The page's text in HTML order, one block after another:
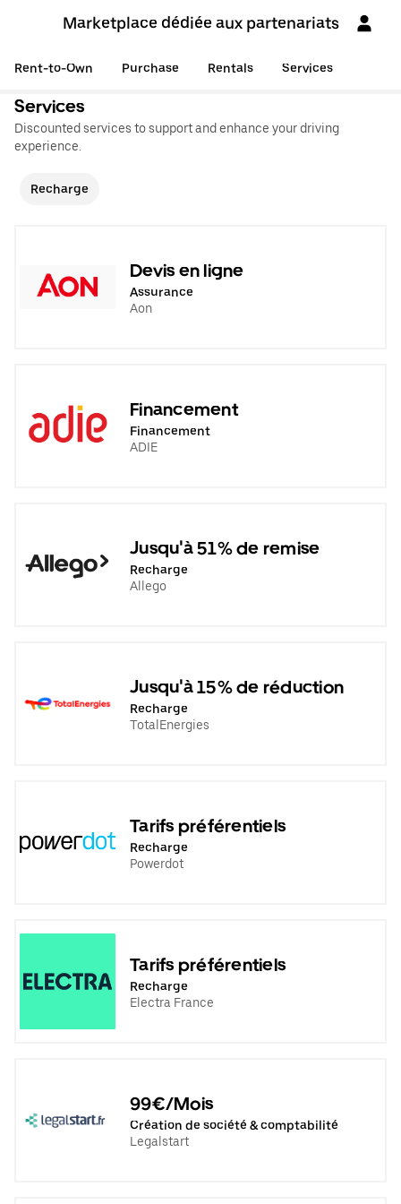
Marketplace dédiée aux partenariats
Rent-to-Own Purchase Rentals Services
Services
Discounted services to support and enhance your driving
experience.
Recharge
Devis en ligne
Assurance
Aon
Financement
Financement
ADIE
Jusqu'à 51% de remise
Recharge
Allego
Jusqu'à 15% de réduction
Recharge
TotalEnergies
Tarifs préférentiels
Recharge
Powerdot
Tarifs préférentiels
Recharge
Electra France
99€/Mois
Création de société & comptabilité
Legalstart